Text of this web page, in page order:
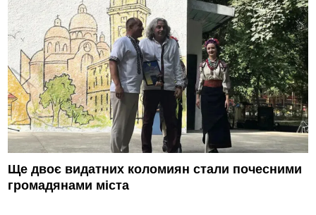
Ще двоє видатних коломиян стали почесними
громадянами міста